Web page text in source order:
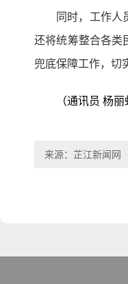
同时，工作人
还将统筹整合各类
兜底保障工作，切
（通讯员 杨丽
来源：芷江新闻网